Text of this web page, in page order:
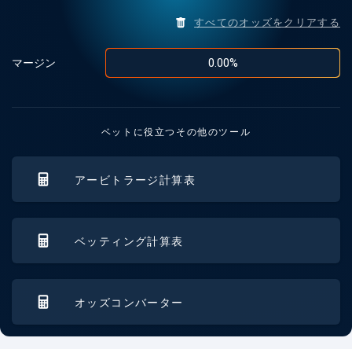
すべてのオッズをクリアする
マージン 0.00%
ベットに役立つその他のツール
アービトラージ計算表
ベッティング計算表
オッズコンバーター